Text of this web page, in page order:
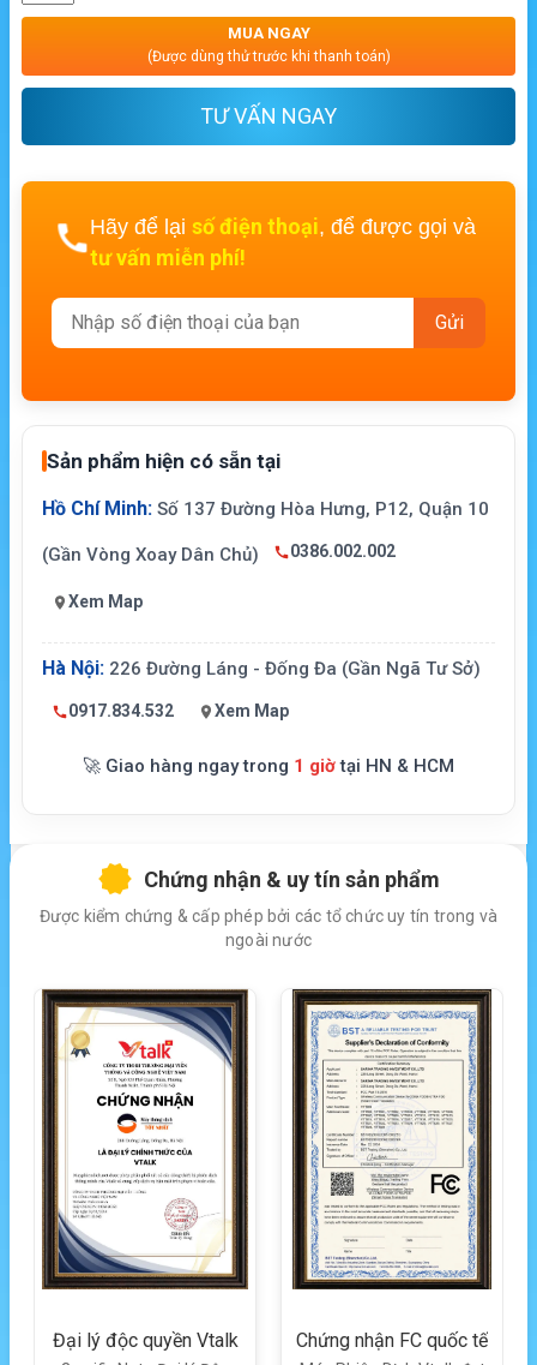
MUA NGAY
(Được dùng thử trước khi thanh toán)
TƯ VẤN NGAY
Hãy để lại số điện thoại, để được gọi và
tư vấn miễn phí!
Sản phẩm hiện có sẵn tại
Hồ Chí Minh: Số 137 Đường Hòa Hưng, P12, Quận 10
(Gần Vòng Xoay Dân Chủ) 0386.002.002
Xem Map
Hà Nội: 226 Đường Láng - Đống Đa (Gần Ngã Tư Sở)
0917.834.532 Xem Map
🚀 Giao hàng ngay trong 1 giờtại HN & HCM
Chứng nhận & uy tín sản phẩm
Được kiểm chứng & cấp phép bởi các tổ chức uy tín trong và
ngoài nước
Đại lý độc quyền Vtalk Chứng nhận FC quốc tế